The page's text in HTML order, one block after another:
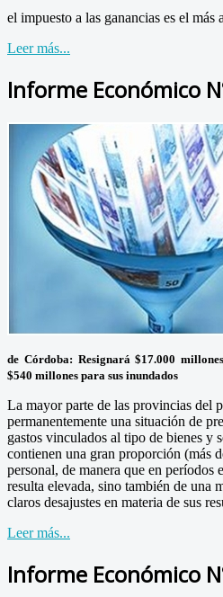
el impuesto a las ganancias es el
Leer más...
Informe Económico
de Córdoba: Resignará $17.000
$540 millones para sus inundados
La mayor parte de las provincias del
permanentemente una situación de
gastos vinculados al tipo de bienes y
contienen una gran proporción (más
personal, de manera que en
resulta elevada, sino también de una
claros desajustes en materia de sus
Leer más...
Informe Económico